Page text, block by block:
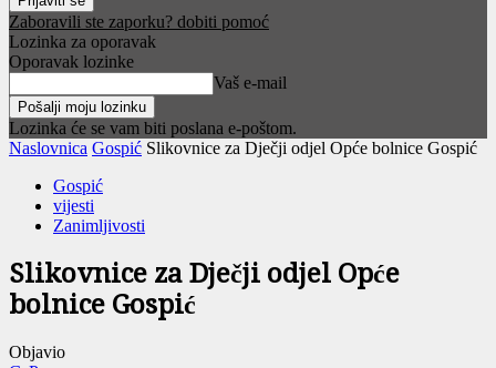
Zaboravili ste zaporku? dobiti pomoć
Lozinka za oporavak
Oporavak lozinke
Vaš e-mail
Lozinka će se vam biti poslana e-poštom.
Naslovnica Gospić Slikovnice za Dječji odjel Opće bolnice Gospić
Gospić
vijesti
Zanimljivosti
Slikovnice za Dječji odjel Opće
bolnice Gospić
Objavio